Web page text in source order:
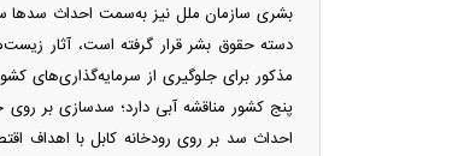
بشری سازمان ملل نیز به‌سمت احداث
دسته حقوق بشر قرار گرفته است، آثار
مذکور برای جلوگیری از
پنج کشور مناقشه آبی دارد؛ سدسازی بر روی
احداث سد بر روی رودخانه کابل با اهداف